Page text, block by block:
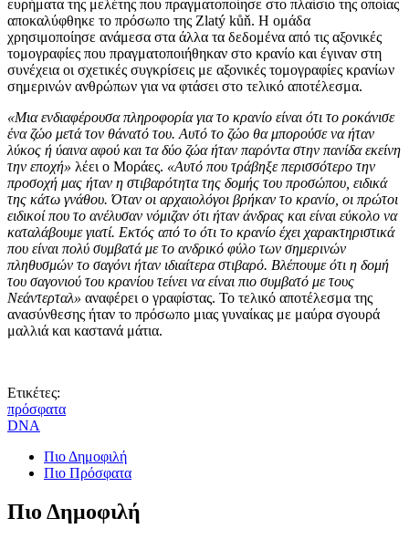
ευρήματα της μελέτης που πραγματοποίησε στο πλαίσιο της οποίας
αποκαλύφθηκε το πρόσωπο της Zlatý kůň. Η ομάδα
χρησιμοποίησε ανάμεσα στα άλλα τα δεδομένα από τις αξονικές
τομογραφίες που πραγματοποιήθηκαν στο κρανίο και έγιναν στη
συνέχεια οι σχετικές συγκρίσεις με αξονικές τομογραφίες κρανίων
σημερινών ανθρώπων για να φτάσει στο τελικό αποτέλεσμα.
«Μια ενδιαφέρουσα πληροφορία για το κρανίο είναι ότι το ροκάνισε
ένα ζώο μετά τον θάνατό του. Αυτό το ζώο θα μπορούσε να ήταν
λύκος ή ύαινα αφού και τα δύο ζώα ήταν παρόντα στην πανίδα εκείνη
την εποχή» λέει ο Μοράες. «Αυτό που τράβηξε περισσότερο την
προσοχή μας ήταν η στιβαρότητα της δομής του προσώπου, ειδικά
της κάτω γνάθου. Όταν οι αρχαιολόγοι βρήκαν το κρανίο, οι πρώτοι
ειδικοί που το ανέλυσαν νόμιζαν ότι ήταν άνδρας και είναι εύκολο να
καταλάβουμε γιατί. Εκτός από το ότι το κρανίο έχει χαρακτηριστικά
που είναι πολύ συμβατά με το ανδρικό φύλο των σημερινών
πληθυσμών το σαγόνι ήταν ιδιαίτερα στιβαρό. Βλέπουμε ότι η δομή
του σαγονιού του κρανίου τείνει να είναι πιο συμβατό με τους
Νεάντερταλ» αναφέρει ο γραφίστας. Το τελικό αποτέλεσμα της
ανασύνθεσης ήταν το πρόσωπο μιας γυναίκας με μαύρα σγουρά
μαλλιά και καστανά μάτια.
Ετικέτες:
πρόσφατα
DNA
Πιο Δημοφιλή
Πιο Πρόσφατα
Πιο Δημοφιλή